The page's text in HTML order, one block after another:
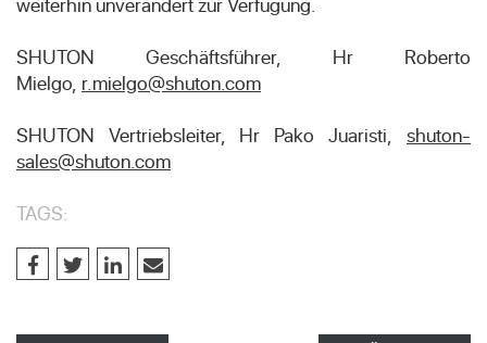
SHUTON Geschäftsführer, Hr Roberto
Mielgo, r.mielgo@shuton.com
SHUTON Vertriebsleiter, Hr Pako Juaristi, shuton-
sales@shuton.com
TAGS: